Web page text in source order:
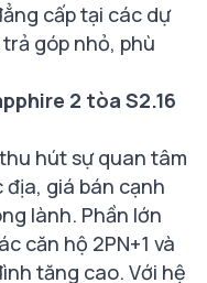
cấp tại các dự
góp nhỏ, phù
2 tòa S2.16
hút sự quan tâm
giá bán cạnh
lành. Phần lớn
căn hộ 2PN+1 và
tăng cao. Với hệ